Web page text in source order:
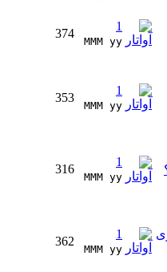
1
MMM yy
1
MMM yy
1
MMM yy
1
MMM yy